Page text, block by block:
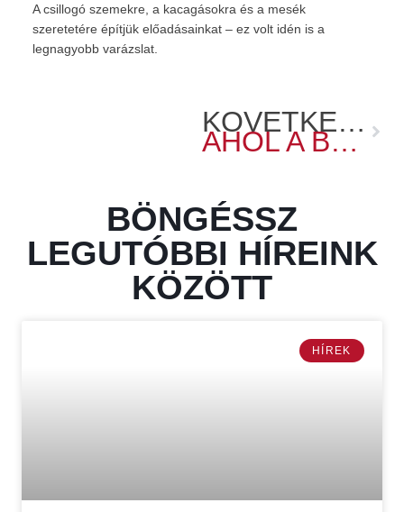
A csillogó szemekre, a kacagásokra és a mesék
szeretetére építjük előadásainkat – ez volt idén is a
legnagyobb varázslat.
KÖVETKEZŐ
AHOL A BÁB ÉLETRE KEL – RIPORT A KÁMFOR BÁBSZÍNHÁZRÓL
BÖNGÉSSZ
LEGUTÓBBI HÍREINK
KÖZÖTT
HÍREK